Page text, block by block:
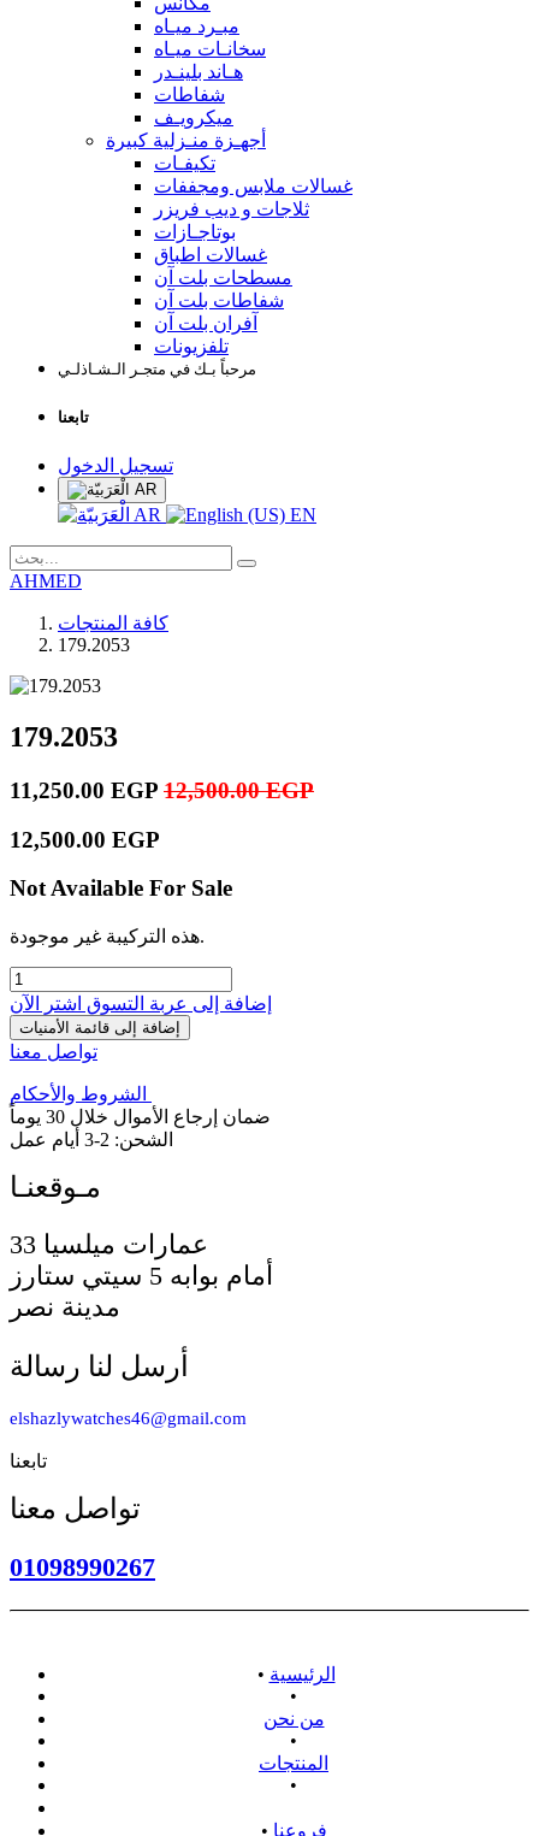
مبـرد ميـاه
سخانـات ميـاه
هـاند بلينـدر
شفاطات
ميكرويـف
أجهـزة منـزلية كبيرة
تكيفـات
غسالات ملابس ومجففات
ثلاجات و ديب فريزر
بوتاجـازات
غسالات اطباق
مسطحات بلت آن
شفاطات بلت آن
آفران بلت آن
تلفزيونات
مرحباً بـك في متجـر الـشـاذلـي
تابعنا
تسجيل الدخول
AR
AR EN
AHMED
كافة المنتجات
179.2053
179.2053
11,250.00 EGP 12,500.00EGP
12,500.00 EGP
Not Available For Sale
هذه التركيبة غير موجودة.
إضافة إلى عربة التسوق اشترِ الآن
إضافة إلى قائمة الأمنيات
تواصل معنا
الشروط والأحكام
ضمان إرجاع الأموال خلال 30 يوماً
الشحن: 2-3 أيام عمل
أمام بوابه 5 سيتي ستارز
مدينة نصر
أرسل لنا رسالة
elshazlywatches46@gmail.com
تابعنا
تواصل معنا
01098990267
• الرئيسية
•
من نحن
•
المنتجات
•
• فروعنا